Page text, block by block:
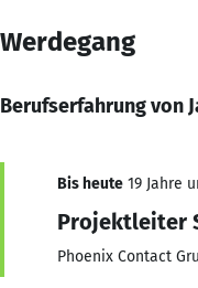
Werdegang
Berufserfahrung von
Bis heute 19 Jahre
Projektleiter
Phoenix Contact